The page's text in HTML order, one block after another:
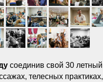
соединив свой 30
телесных